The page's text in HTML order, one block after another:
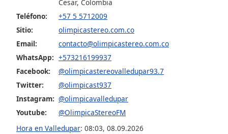
Opacity
Caption
Area
Background
Color
Opacity
Cesar, Colombia
Teléfono:
+57 5 5712009
Sitio:
olimpicastereo.com.co
Email:
contacto@olimpicastereo.com.co
WhatsApp: +573216199937
Facebook:
@olimpicastereovalledupar93.7
Twitter:
@olimpicast937
Instagram: @olimpicavalledupar
Youtube:
@OlimpicaStereoFM
Hora en Valledupar: 08:03, 08.09.2026